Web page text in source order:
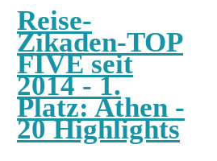
Reise-
Zikaden-TOP
FIVE seit
2014 - 1.
Platz: Athen -
20 Highlights